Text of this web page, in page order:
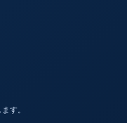
す。